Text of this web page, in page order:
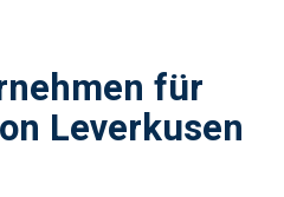
für
Leverkusen